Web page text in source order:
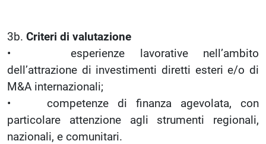
3b. Criteri di valutazione
• esperienze lavorative nell’ambito
dell’attrazione di investimenti diretti esteri e/o di
M&A internazionali;
• competenze di finanza agevolata, con
particolare attenzione agli strumenti regionali,
nazionali, e comunitari.